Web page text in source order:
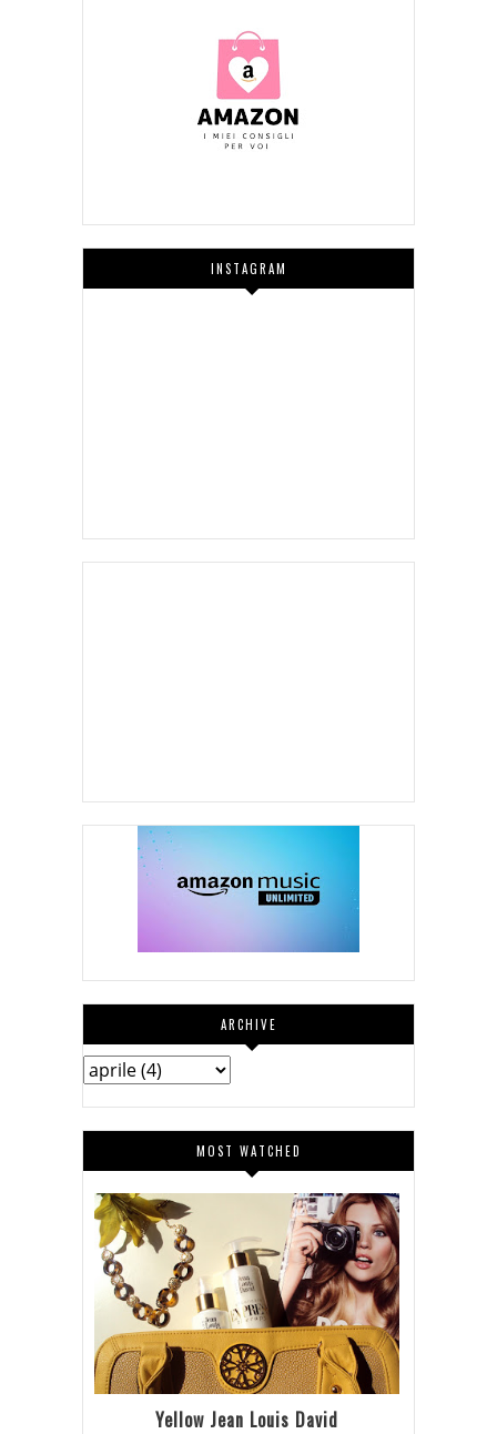
INSTAGRAM
ARCHIVE
MOST WATCHED
Yellow Jean Louis David